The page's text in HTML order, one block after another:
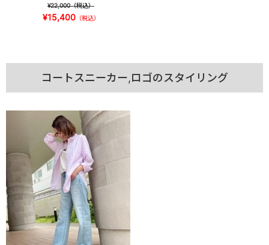
¥22,000（税込）
¥15,400（税込）
コートスニーカー,ロゴのスタイリング